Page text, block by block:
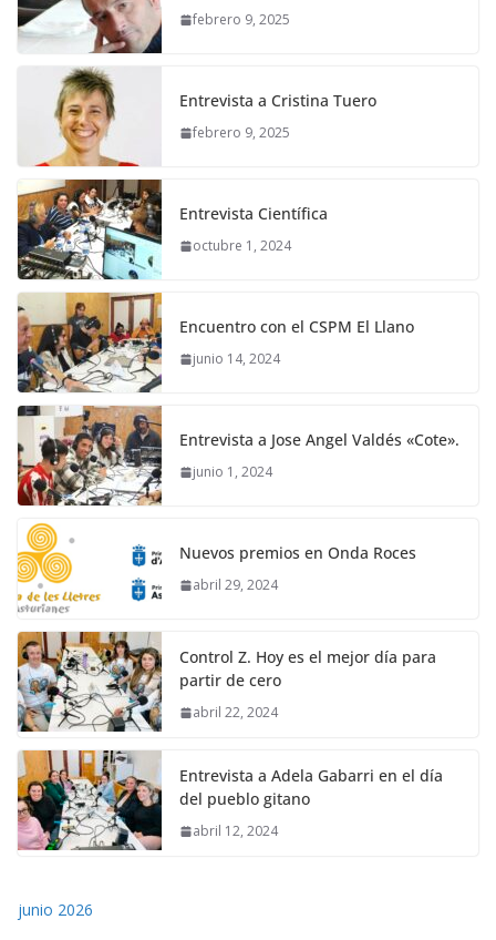
febrero 9, 2025
Entrevista a Cristina Tuero
febrero 9, 2025
Entrevista Científica
octubre 1, 2024
Encuentro con el CSPM El Llano
junio 14, 2024
Entrevista a Jose Angel Valdés «Cote».
junio 1, 2024
Nuevos premios en Onda Roces
abril 29, 2024
Control Z. Hoy es el mejor día para
partir de cero
abril 22, 2024
Entrevista a Adela Gabarri en el día
del pueblo gitano
abril 12, 2024
junio 2026